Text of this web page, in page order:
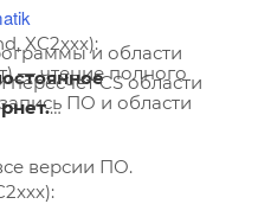
XC2xxx):
— чтение полного
ПО и области
и области
CS области
версии ПО.